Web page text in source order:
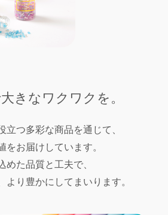
きなワクワクを。
立つ多彩な商品を通じて、
をお届けしています。
めた品質と工夫で、
より豊かにしてまいります。